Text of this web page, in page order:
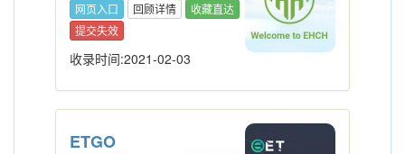
网页入口 回顾详情
收藏直达
提交失效
收录时间:2021-02-03
ETGO